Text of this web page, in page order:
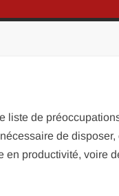
liste de
de
en productivité, voire